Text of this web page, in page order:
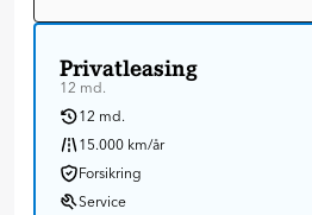
Forsikring
Grøn ejerafgift
Service
Tilpas din aftale
Hvor lang tid ønsker du aftalen
Privatleasing
12 md.
12 md.
15.000 km/år
Forsikring
Service